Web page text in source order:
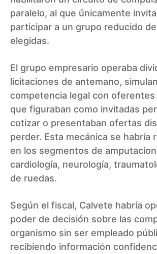
paralelo, al que únicamente
participar a un grupo reducido
elegidas.
El grupo empresario operaba
licitaciones de antemano,
competencia legal con oferentes
que figuraban como invitadas
cotizar o presentaban ofertas
perder. Esta mecánica se habría
en los segmentos de
cardiología, neurología,
de ruedas.
Según el fiscal, Calvete habría
poder de decisión sobre las
organismo sin ser empleado
recibiendo información